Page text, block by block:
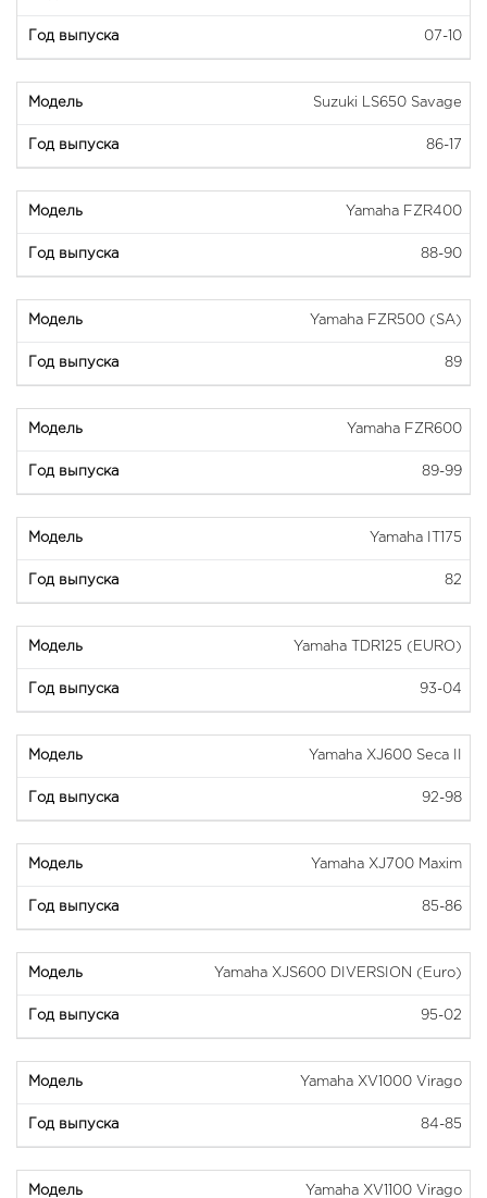
07-10
Suzuki LS650 Savage
86-17
Yamaha FZR400
88-90
Yamaha FZR500 (SA)
89
Yamaha FZR600
89-99
Yamaha IT175
82
Yamaha TDR125 (EURO)
93-04
Yamaha XJ600 Seca II
92-98
Yamaha XJ700 Maxim
85-86
Yamaha XJS600 DIVERSION (Euro)
95-02
Yamaha XV1000 Virago
84-85
Yamaha XV1100 Virago